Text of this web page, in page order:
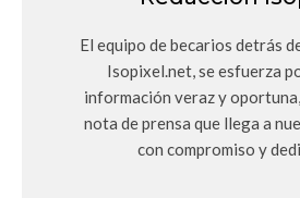
El equipo de becarios detrás
Isopixel.net, se esfuerza
información veraz y
nota de prensa que llega a
con compromiso y